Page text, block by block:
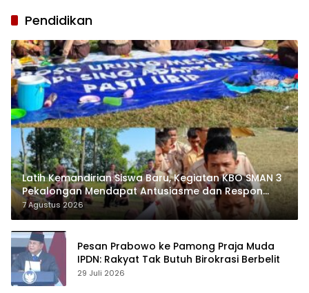
Pendidikan
Latih Kemandirian Siswa Baru, Kegiatan KBO SMAN 3
Pekalongan Mendapat Antusiasme dan Respon
Positif Orang Tua Murid
7 Agustus 2026
Pesan Prabowo ke Pamong Praja Muda
IPDN: Rakyat Tak Butuh Birokrasi Berbelit
29 Juli 2026